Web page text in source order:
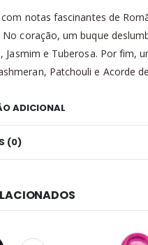
notas fascinantes de
No coração, um buque
Jasmim e Tuberosa. Por fim,
Patchouli e Acorde
ADICIONAL
(0)